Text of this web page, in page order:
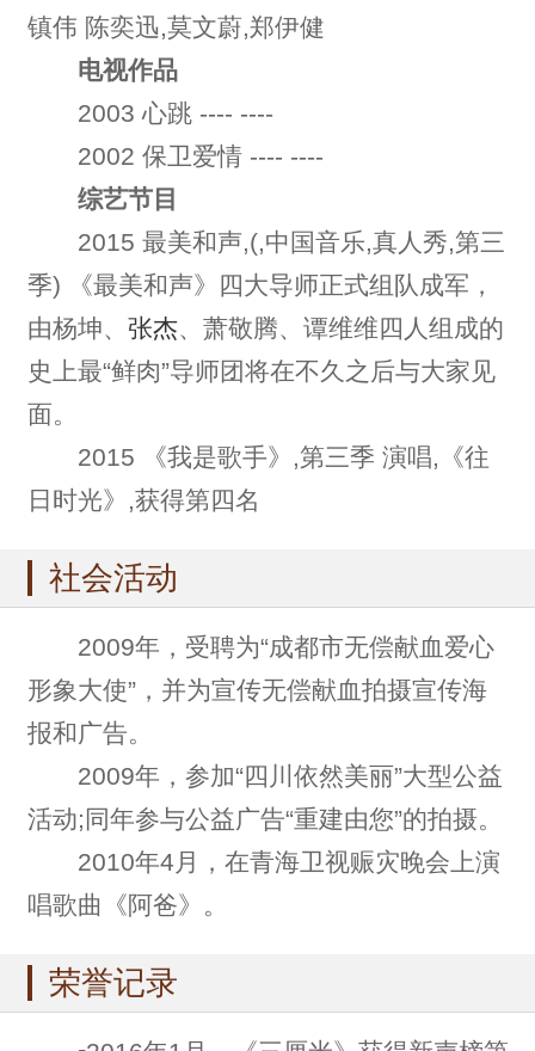
镇伟 陈奕迅,莫文蔚,郑伊健
电视作品
2003 心跳 ---- ----
2002 保卫爱情 ---- ----
综艺节目
2015 最美和声,(,中国音乐,真人秀,第三
季) 《最美和声》四大导师正式组队成军，
由杨坤、 张杰、萧敬腾、谭维维四人组成的
史上最“鲜肉”导师团将在不久之后与大家见
面。
2015 《我是歌手》,第三季 演唱,《往
日时光》,获得第四名
社会活动
2009年，受聘为“成都市无偿献血爱心
形象大使”，并为宣传无偿献血拍摄宣传海
报和广告。
2009年，参加“四川依然美丽”大型公益
活动;同年参与公益广告“重建由您”的拍摄。
2010年4月，在青海卫视赈灾晚会上演
唱歌曲《阿爸》。
荣誉记录